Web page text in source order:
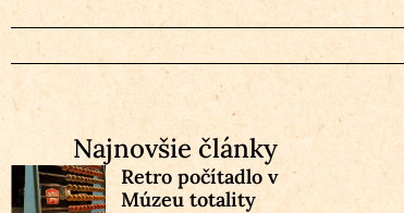
Najnovšie články
Retro počítadlo v
Múzeu totality